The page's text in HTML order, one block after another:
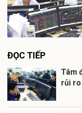
ĐỌC TIẾP
Tâm
rủi